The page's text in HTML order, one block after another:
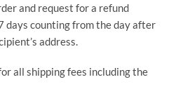
and request for a refund
days counting from the day after
address.
all shipping fees including the